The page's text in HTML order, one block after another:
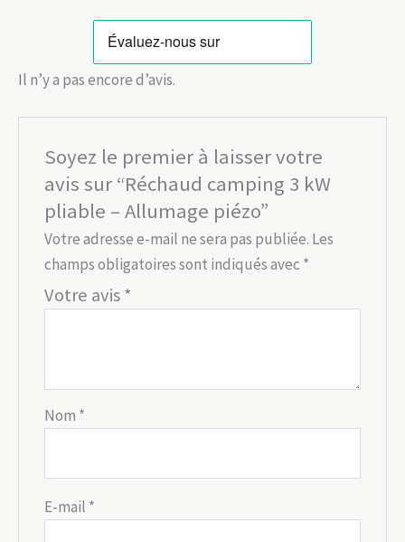
Il n’y a pas encore d’avis.
Soyez le premier à laisser votre
avis sur “Réchaud camping 3 kW
pliable – Allumage piézo”
Votre adresse e-mail ne sera pas publiée. Les
champs obligatoires sont indiqués avec *
Votre avis*
Nom *
E-mail *